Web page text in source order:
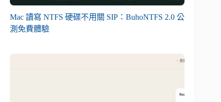
Mac 讀寫 NTFS 硬碟不用關 SIP：BuhoNTFS 2.0 公
測免費體驗